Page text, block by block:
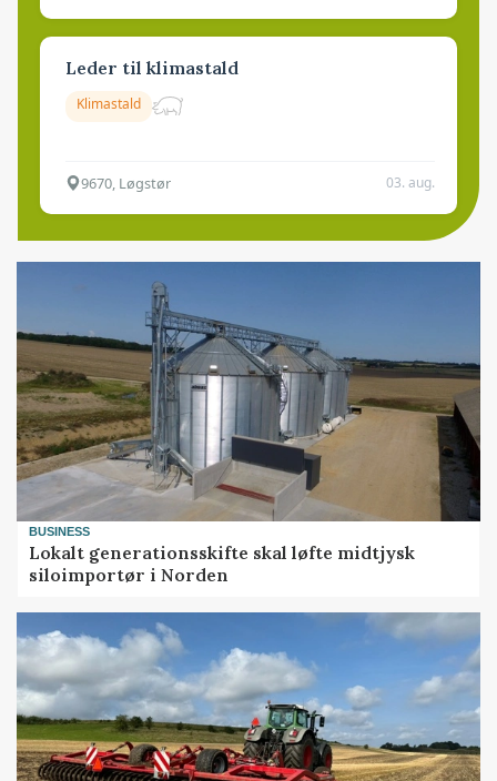
Leder til klimastald
Klimastald
9670, Løgstør 03. aug.
BUSINESS
Lokalt generationsskifte skal løfte midtjysk
siloimportør i Norden